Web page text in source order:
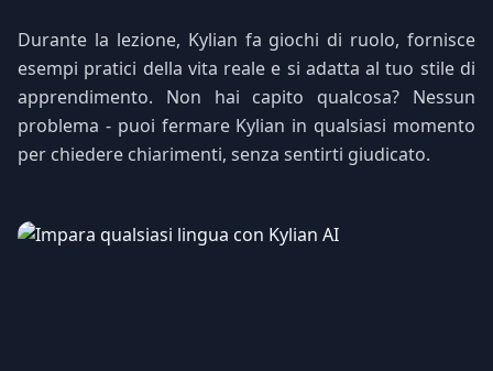
Durante la lezione, Kylian fa giochi di ruolo, fornisce
esempi pratici della vita reale e si adatta al tuo stile di
apprendimento. Non hai capito qualcosa? Nessun
problema - puoi fermare Kylian in qualsiasi momento
per chiedere chiarimenti, senza sentirti giudicato.